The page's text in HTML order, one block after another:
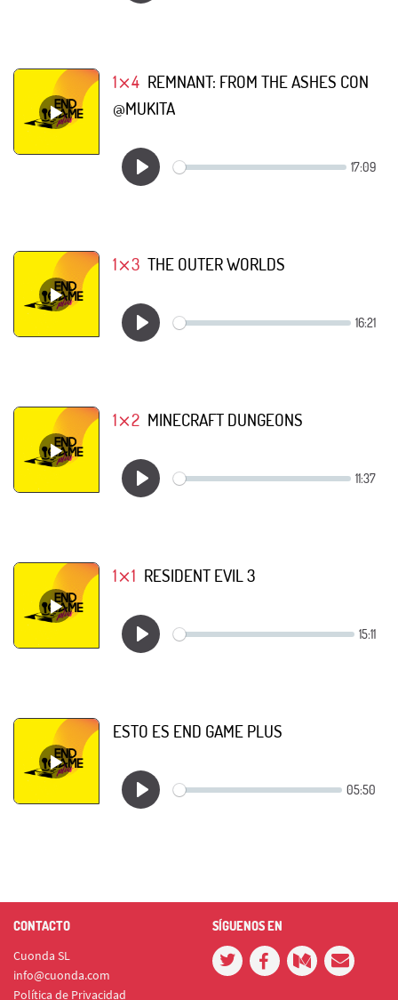
1⨯4 REMNANT: FROM THE ASHES CON
@MUKITA
1⨯3 THE OUTER WORLDS
1⨯2 MINECRAFT DUNGEONS
1⨯1 RESIDENT EVIL 3
ESTO ES END GAME PLUS
CONTACTO
Cuonda SL
info@cuonda.com
Política de Privacidad
SÍGUENOS EN